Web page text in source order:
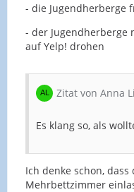
- die Jugendherberge
- der
auf Yelp! drohen
Zitat von Anna
Es klang so, als
Ich denke schon,
Mehrbettzimmer